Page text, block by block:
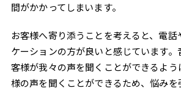
間がかかってしまいます。
お客様へ寄り添うことを考えると、電話
ケーションの方が良いと感じています
客様が我々の声を聞くことができるよ
様の声を聞くことができるため、悩み